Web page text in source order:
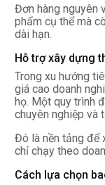
Đơn hàng nguyên
phẩm cụ thể mà
dài hạn.
Hỗ trợ xây dựng
Trong xu hướng
giá cao doanh
họ. Một quy trình
chuyên nghiệp và
Đó là nền tảng để
chỉ chạy theo
Cách lựa chọn